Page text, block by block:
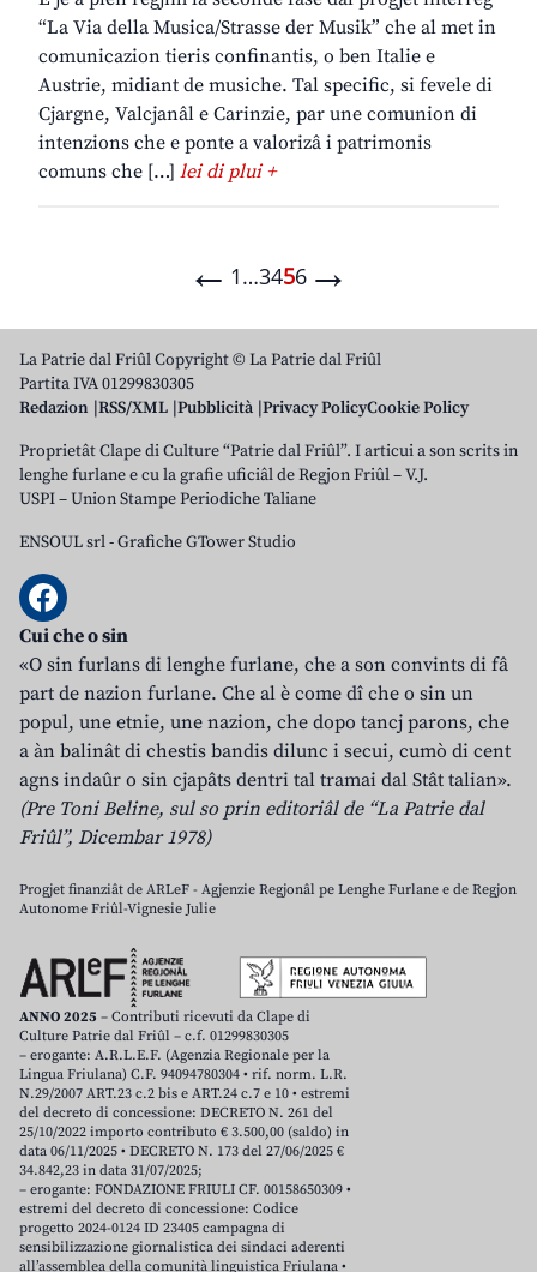
“La Via della Musica/Strasse der Musik” che al met in
comunicazion tieris confinantis, o ben Italie e
Austrie, midiant de musiche. Tal specific, si fevele di
Cjargne, Valcjanâl e Carinzie, par une comunion di
intenzions che e ponte a valorizâ i patrimonis
comuns che […] lei di plui +
← 1…3456 →
La Patrie dal Friûl Copyright © La Patrie dal Friûl
Partita IVA 01299830305
Redazion RSS/XML Pubblicità Privacy PolicyCookie Policy
Proprietât Clape di Culture “Patrie dal Friûl”. I articui a son scrits in
lenghe furlane e cu la grafie uficiâl de Regjon Friûl – V.J.
USPI – Union Stampe Periodiche Taliane
ENSOUL srl-Grafiche GTower Studio
Cui che o sin
«O sin furlans di lenghe furlane, che a son convints di fâ
part de nazion furlane. Che al è come dî che o sin un
popul, une etnie, une nazion, che dopo tancj parons, che
a àn balinât di chestis bandis dilunc i secui, cumò di cent
agns indaûr o sin cjapâts dentri tal tramai dal Stât talian».
(Pre Toni Beline, sul so prin editoriâl de “La Patrie dal
Friûl”, Dicembar 1978)
Progjet finanziât de ARLeF - Agjenzie Regjonâl pe Lenghe Furlane e de Regjon
Autonome Friûl-Vignesie Julie
ANNO 2025 – Contributi ricevuti da Clape di
Culture Patrie dal Friûl – c.f. 01299830305
– erogante: A.R.L.E.F. (Agenzia Regionale per la
Lingua Friulana) C.F. 94094780304 • rif. norm. L.R.
N.29/2007 ART.23 c.2 bis e ART.24 c.7 e 10 • estremi
del decreto di concessione: DECRETO N. 261 del
25/10/2022 importo contributo € 3.500,00 (saldo) in
data 06/11/2025 • DECRETO N. 173 del 27/06/2025 €
34.842,23 in data 31/07/2025;
– erogante: FONDAZIONE FRIULI CF. 00158650309 •
estremi del decreto di concessione: Codice
progetto 2024-0124 ID 23405 campagna di
sensibilizzazione giornalistica dei sindaci aderenti
all’assemblea della comunità linguistica Friulana •